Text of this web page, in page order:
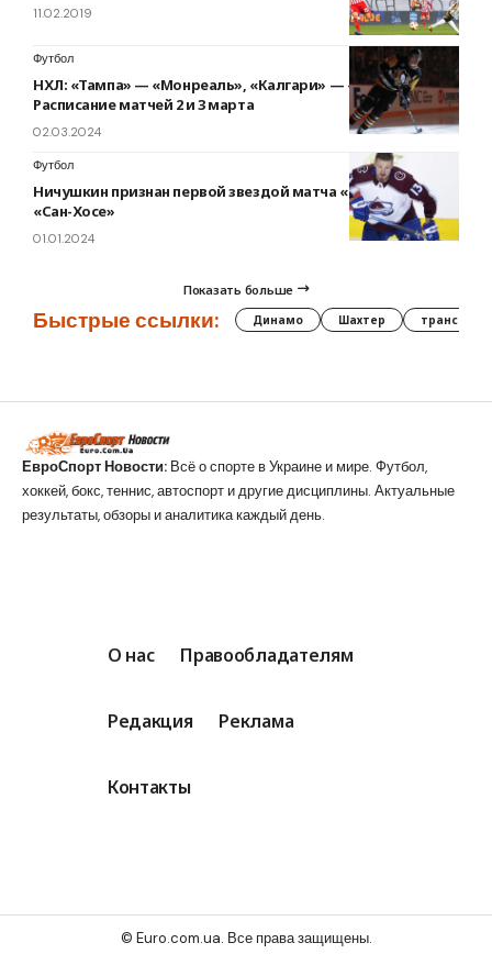
11.02.2019
Футбол
НХЛ: «Тампа» — «Монреаль», «Калгари» — «Питтсбург».
Расписание матчей 2 и 3 марта
02.03.2024
Футбол
Ничушкин признан первой звездой матча «Колорадо» —
«Сан-Хосе»
01.01.2024
Показать больше
Быстрые ссылки: Динамо Шахтер трансферы
ЕвроСпорт Новости: Всё о спорте в Украине и мире. Футбол,
хоккей, бокс, теннис, автоспорт и другие дисциплины. Актуальные
результаты, обзоры и аналитика каждый день.
О нас Правообладателям
Редакция Реклама
Контакты
© Euro.com.ua. Все права защищены.